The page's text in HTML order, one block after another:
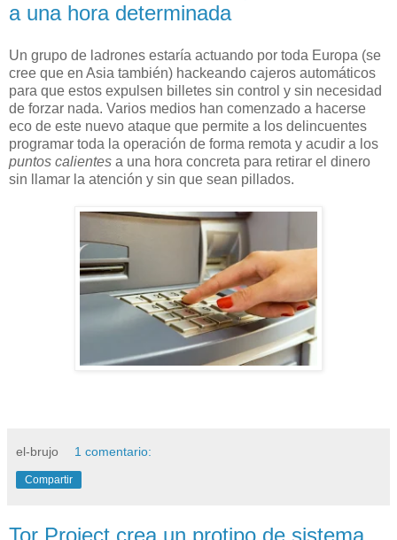
a una hora determinada
Un grupo de ladrones estaría actuando por toda Europa (se
cree que en Asia también) hackeando cajeros automáticos
para que estos expulsen billetes sin control y sin necesidad
de forzar nada. Varios medios han comenzado a hacerse
eco de este nuevo ataque que permite a los delincuentes
programar toda la operación de forma remota y acudir a los
puntos calientes a una hora concreta para retirar el dinero
sin llamar la atención y sin que sean pillados.
el-brujo 1 comentario:
Compartir
Tor Project crea un protipo de sistema